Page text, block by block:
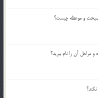
نصيحت و موعظه چيست؟
مراحل آن را نام ببريد؟